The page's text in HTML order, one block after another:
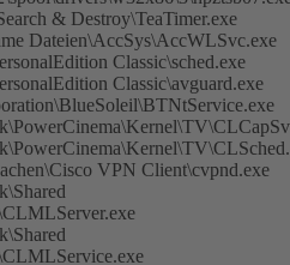
& Destroy\TeaTimer.exe
Dateien\AccSys\AccWLSvc.exe
Classic\sched.exe
Classic\avguard.exe
VPN Client\cvpnd.exe